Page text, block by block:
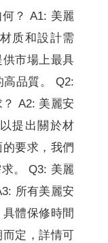
？ A1: 美麗
质和設計需
市場上最具
品質。 Q2:
A2: 美麗安
提出關於材
要求，我們
。 Q3: 美麗
所有美麗安
體保修時間
定，詳情可